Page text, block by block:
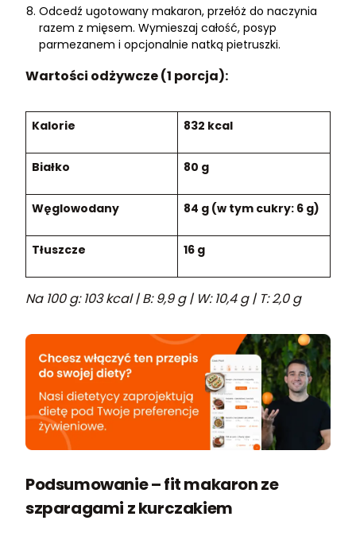
Odcedź ugotowany makaron, przełóż do naczynia
razem z mięsem. Wymieszaj całość, posyp
parmezanem i opcjonalnie natką pietruszki.
Wartości odżywcze (1 porcja):
Kalorie 832 kcal
Białko 80 g
Węglowodany 84 g (w tym cukry: 6 g)
Tłuszcze 16 g
Na 100 g: 103 kcal | B: 9,9 g | W: 10,4 g | T: 2,0 g
Podsumowanie – fit makaron ze
szparagami z kurczakiem